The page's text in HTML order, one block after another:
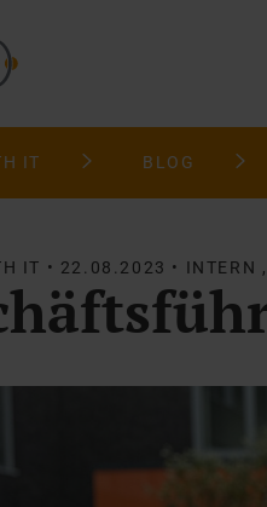
IT BLOG
IT • 22.08.2023 • INTERN ,